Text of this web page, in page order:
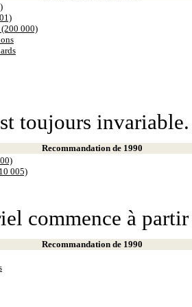
000)
toujours invariable.
Recommandation de 1990
005)
commence à
Recommandation de 1990